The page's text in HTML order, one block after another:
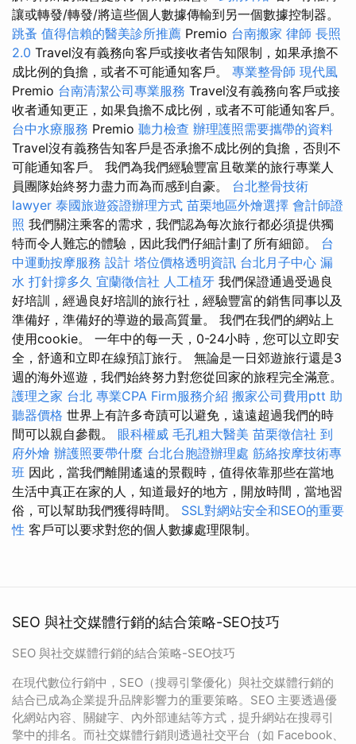
讓或轉發/轉發/將這些個人數據傳輸到另一個數據控制器。
跳蚤 值得信賴的醫美診所推薦 Premio 台南搬家 律師 長照
2.0 Travel沒有義務向客戶或接收者告知限制，如果承擔不
成比例的負擔，或者不可能通知客戶。 專業整骨師 現代風
Premio 台南清潔公司專業服務 Travel沒有義務向客戶或接
收者通知更正，如果負擔不成比例，或者不可能通知客戶。
台中水療服務 Premio 聽力檢查 辦理護照需要攜帶的資料
Travel沒有義務告知客戶是否承擔不成比例的負擔，否則不
可能通知客戶。 我們為我們經驗豐富且敬業的旅行專業人
員團隊始終努力盡力而為而感到自豪。 台北整骨技術
lawyer 泰國旅遊簽證辦理方式 苗栗地區外燴選擇 會計師證
照 我們關注乘客的需求，我們認為每次旅行都必須提供獨
特而令人難忘的體驗，因此我們仔細計劃了所有細節。 台
中運動按摩服務 設計 塔位價格透明資訊 台北月子中心 漏
水 打針撐多久 宜蘭徵信社 人工植牙 我們保證通過受過良
好培訓，經過良好培訓的旅行社，經驗豐富的銷售同事以及
準備好，準備好的導遊的最高質量。 我們在我們的網站上
使用cookie。 一年中的每一天，0-24小時，您可以立即安
全，舒適和立即在線預訂旅行。 無論是一日郊遊旅行還是3
週的海外巡遊，我們始終努力對您從回家的旅程完全滿意。
護理之家 台北 專業CPA Firm服務介紹 搬家公司費用ptt 助
聽器價格 世界上有許多奇蹟可以避免，遠遠超過我們的時
間可以親自參觀。 眼科權威 毛孔粗大醫美 苗栗徵信社 到
府外燴 辦護照要帶什麼 台北台胞證辦理處 筋絡按摩技術專
班 因此，當我們離開遙遠的景觀時，值得依靠那些在當地
生活中真正在家的人，知道最好的地方，開放時間，當地習
俗，可以幫助我們獲得時間。 SSL對網站安全和SEO的重要
性 客戶可以要求對您的個人數據處理限制。
SEO 與社交媒體行銷的結合策略-SEO技巧
SEO 與社交媒體行銷的結合策略-SEO技巧
在現代數位行銷中，SEO（搜尋引擎優化）與社交媒體行銷的
結合已成為企業提升品牌影響力的重要策略。SEO 主要透過優
化網站內容、關鍵字、內外部連結等方式，提升網站在搜尋引
擎中的排名。而社交媒體行銷則透過社交平台（如 Facebook、